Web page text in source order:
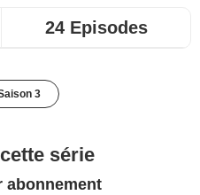
24 Episodes
3
série
abonnement